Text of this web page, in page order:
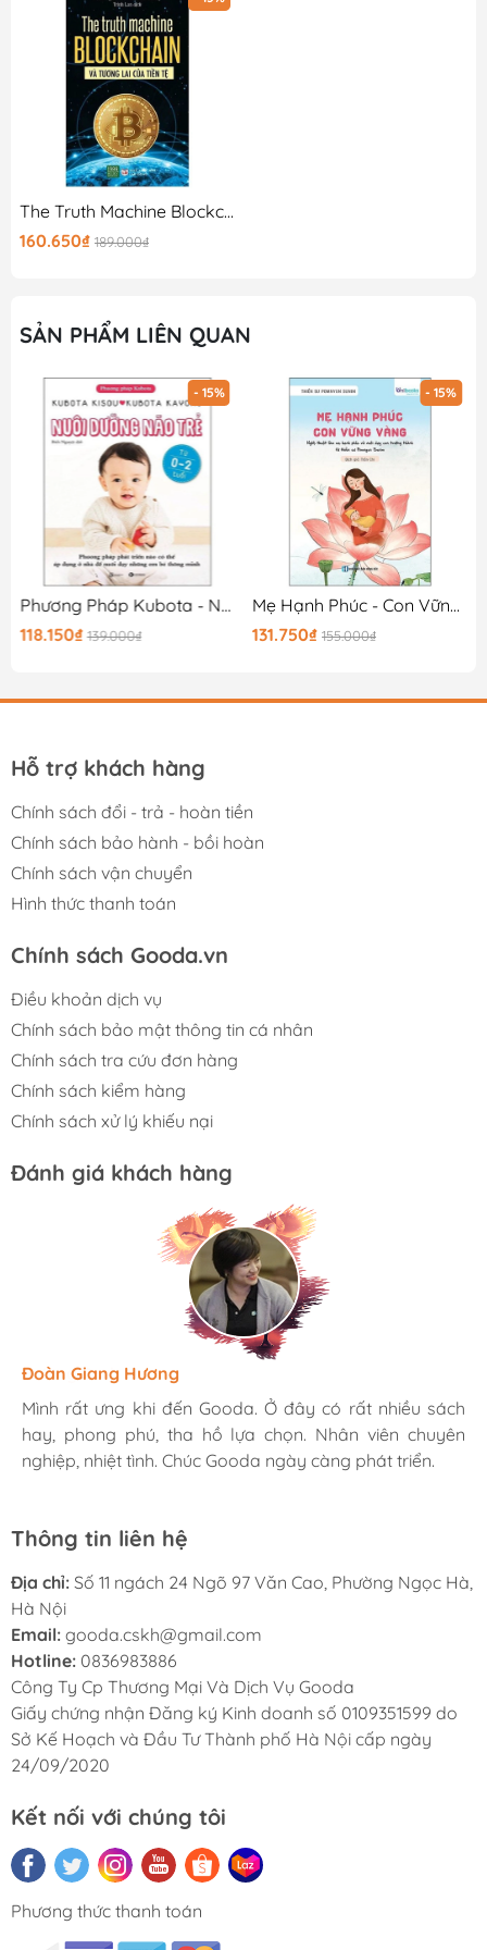
nghe bạn, cùng bạn vượt qua những giai đoạn tâm lí
khó khăn nhất trong cuộc đời.
Thứ hai, có lẽ quan trọng nhất là, lời nhắn nhủ đến
những người đã làm cha mẹ, nếu bạn là cha mẹ độc
hại, mong bạn nhìn nhận lại bản thân, không phải là để
trách móc mà là sửa chữa. Bạn sẽ không lặp lại những
hành vi độc hại lên con cái bạn và vô tình hủy hoại cuộc
đời của chúng.
Gooda tin rằng cuốn sách sẽ mang lại kiến thức thật bổ
The Truth Machine Blockchain Và Tương Lai Của Tiền Tệ
160.650₫ 189.000₫
SẢN PHẨM LIÊN QUAN
- 15%
Phương Pháp Kubota - Nuôi Dưỡng Não Trẻ - Từ 0-2 Tuổi (Tái Bản 2025)
118.150₫ 139.000₫
- 15%
Mẹ Hạnh Phúc - Con Vững Vàng - Nghệ Thuật Làm Mẹ Hạnh Phúc Và Nuôi Dạy Con Trưởng Thành
131.750₫ 155.000₫
Hỗ trợ khách hàng
Chính sách đổi - trả - hoàn tiền
Chính sách bảo hành - bồi hoàn
Chính sách vận chuyển
Hình thức thanh toán
Chính sách Gooda.vn
Điều khoản dịch vụ
Chính sách bảo mật thông tin cá nhân
Chính sách tra cứu đơn hàng
Chính sách kiểm hàng
Chính sách xử lý khiếu nại
Đánh giá khách hàng
Hương Suri
Mình rất ưng khi đến Gooda. Ở đây có rất nhiều sách
hay, phong phú, tha hồ lựa chọn. Nhân viên chuyên
nghiệp, nhiệt tình. Chúc Gooda ngày càng phát triển.
Đoàn Giang Hương
Mình rất ưng khi đến Gooda. Ở đây có rất nhiều sách
hay, phong phú, tha hồ lựa chọn. Nhân viên chuyên
nghiệp, nhiệt tình. Chúc Gooda ngày càng phát triển.
Ngọc Anh
Mình rất ưng khi đến Gooda. Ở đây có rất nhiều sách
hay, phong phú, tha hồ lựa chọn. Nhân viên chuyên
nghiệp, nhiệt tình. Chúc Gooda ngày càng phát triển.
Thông tin liên hệ
Địa chỉ: Số 11 ngách 24 Ngõ 97 Văn Cao, Phường Ngọc Hà,
Hà Nội
Email: gooda.cskh@gmail.com
Hotline: 0836983886
Công Ty Cp Thương Mại Và Dịch Vụ Gooda
Giấy chứng nhận Đăng ký Kinh doanh số 0109351599 do
Sở Kế Hoạch và Đầu Tư Thành phố Hà Nội cấp ngày
24/09/2020
Kết nối với chúng tôi
Phương thức thanh toán